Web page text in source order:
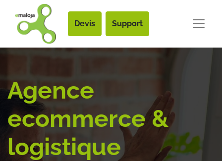
Devis Support
Agence
ecommerce &
logistique